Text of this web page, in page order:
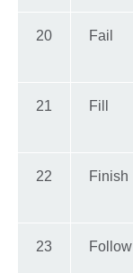
20 Fail
21 Fill
22 Finish
23 Follow